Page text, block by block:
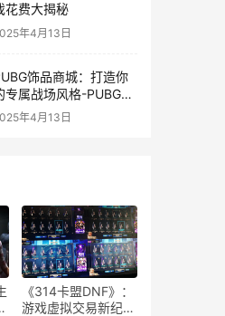
花费大揭秘
年4月13日
饰品商城：打造你
专属战场风格-PUBG游
内饰品购买指南
年4月13日
《314卡盟DNF》：
游戏虚拟交易新纪